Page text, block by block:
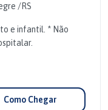
/RS
e infantil. * Não
Como Chegar